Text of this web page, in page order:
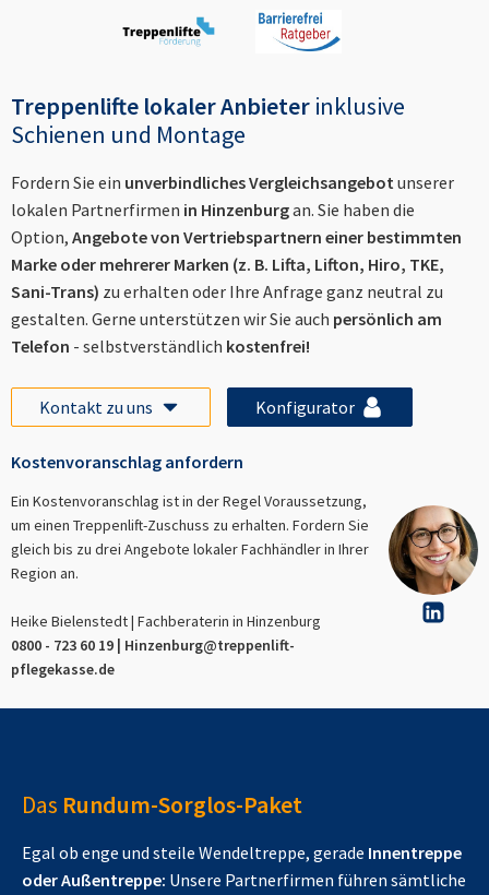
Treppenlifte lokaler Anbieter inklusive
Schienen und Montage
Fordern Sie ein unverbindliches Vergleichsangebotunserer
lokalen Partnerfirmen in Hinzenburgan. Sie haben die
Option, Angebote von Vertriebspartnern einer bestimmten
Marke oder mehrerer Marken (z. B. Lifta, Lifton, Hiro, TKE,
Sani-Trans) zu erhalten oder Ihre Anfrage ganz neutral zu
gestalten. Gerne unterstützen wir Sie auch persönlich am
Telefon - selbstverständlich kostenfrei!
Kontakt zu uns Konfigurator
Kostenvoranschlag anfordern
Ein Kostenvoranschlag ist in der Regel Voraussetzung,
um einen Treppenlift-Zuschuss zu erhalten. Fordern Sie
gleich bis zu drei Angebote lokaler Fachhändler in Ihrer
Region an.
Heike Bielenstedt | Fachberaterin in Hinzenburg
0800 - 723 60 19 | Hinzenburg@treppenlift-
pflegekasse.de
Das Rundum-Sorglos-Paket
Egal ob enge und steile Wendeltreppe, gerade Innentreppe
oder Außentreppe: Unsere Partnerfirmen führen sämtliche